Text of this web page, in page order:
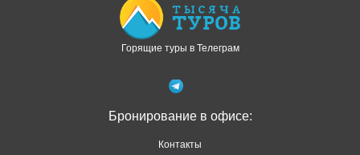
Горящие туры в Телеграм
Бронирование в офисе:
Контакты